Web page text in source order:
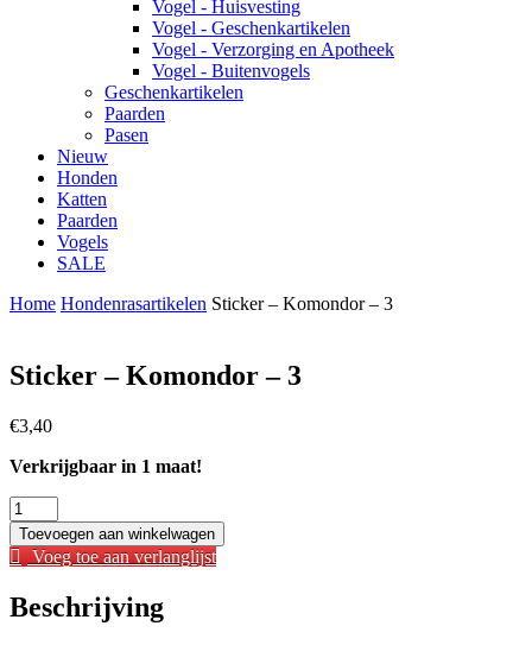
Vogel - Huisvesting
Vogel - Geschenkartikelen
Vogel - Verzorging en Apotheek
Vogel - Buitenvogels
Geschenkartikelen
Paarden
Pasen
Nieuw
Honden
Katten
Paarden
Vogels
SALE
Home Hondenrasartikelen Sticker – Komondor – 3
Sticker – Komondor – 3
€3,40
Verkrijgbaar in 1 maat!
Sticker
-
Komondor
-
aantal
Toevoegen aan winkelwagen
Voeg toe aan verlanglijst
Beschrijving